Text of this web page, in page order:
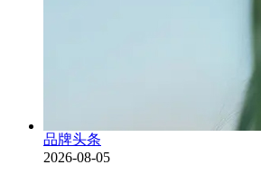
品牌头条
2026-08-05